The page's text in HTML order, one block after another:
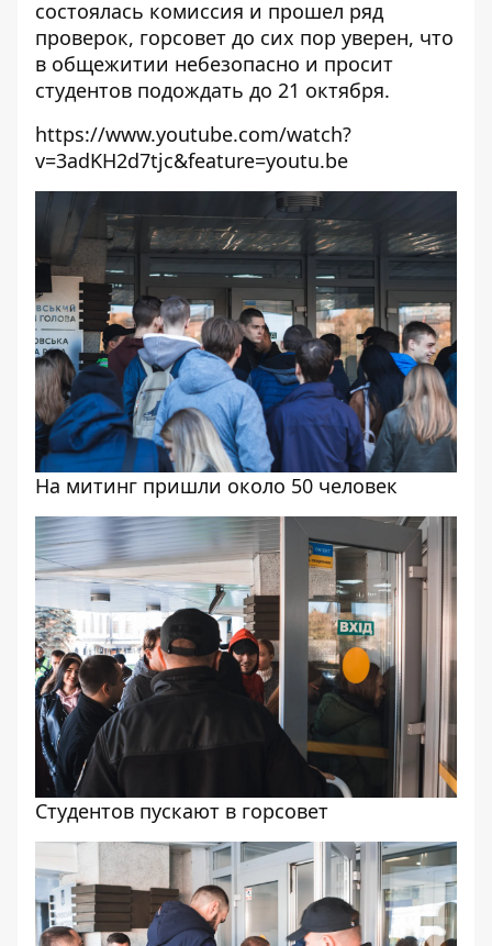
состоялась комиссия и прошел ряд
проверок, горсовет до сих пор уверен, что
в общежитии небезопасно и просит
студентов подождать до 21 октября.
https://www.youtube.com/watch?
v=3adKH2d7tjc&feature=youtu.be
На митинг пришли около 50 человек
Студентов пускают в горсовет